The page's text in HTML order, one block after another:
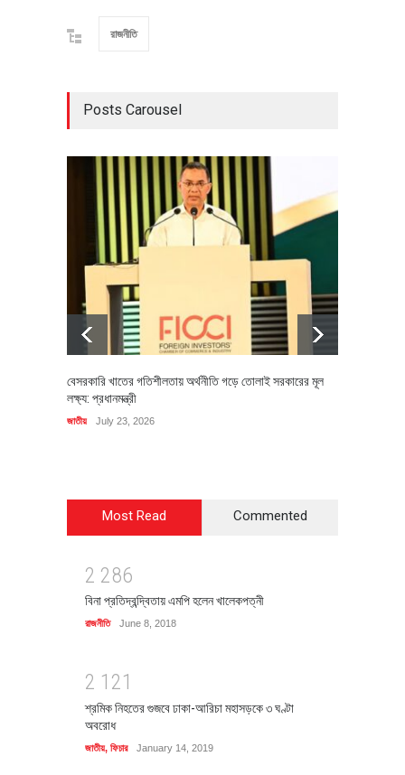
রাজনীতি
Posts Carousel
বেসরকারি খাতের গতিশীলতায় অর্থনীতি গড়ে তোলাই সরকারের মূল
লক্ষ্য: প্রধানমন্ত্রী
জাতীয় July 23, 2026
Most Read Commented
2 286
বিনা প্রতিদ্বন্দ্বিতায় এমপি হলেন খালেকপত্নী
রাজনীতি June 8, 2018
2 1 21
শ্রমিক নিহতের গুজবে ঢাকা-আরিচা মহাসড়কে ৩ ঘণ্টা
অবরোধ
জাতীয়, ফিচার January 14, 2019